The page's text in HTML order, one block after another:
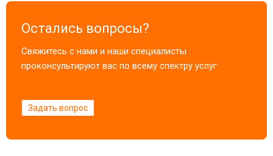
Остались вопросы?
Свяжитесь с нами и наши специалисты
проконсультируют вас по всему спектру услуг
Задать вопрос